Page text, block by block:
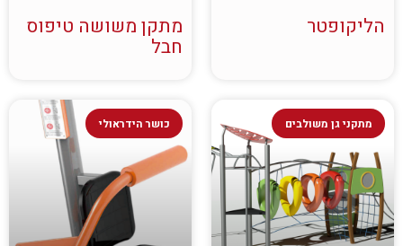
הליקופטר מתקן משושה טיפוס
חבל
מתקני גן משולבים כושר הידראולי